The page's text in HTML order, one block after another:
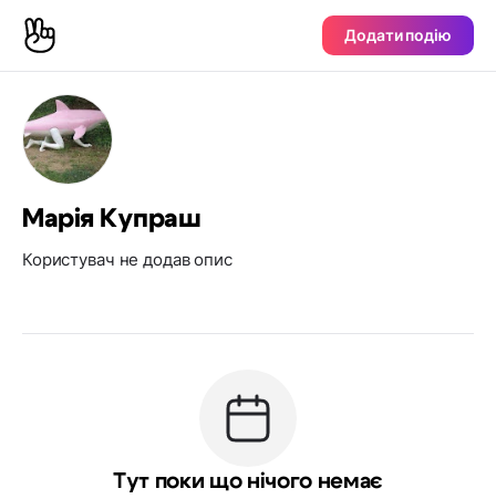
Додати подію
Марія Купраш
Користувач не додав опис
Тут поки що нічого немає